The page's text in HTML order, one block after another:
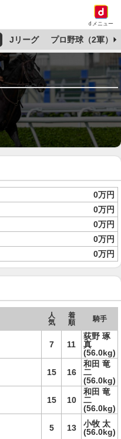
dメニュー
Jリーグ プロ野球（2軍）
0万円
0万円
0万円
0万円
0万円
人
気
着
順
騎手
7 11
荻野 琢
真
(56.0kg)
15 16
和田 竜
二
(56.0kg)
15 10
和田 竜
二
(56.0kg)
5 13
小牧 太
(56.0kg)